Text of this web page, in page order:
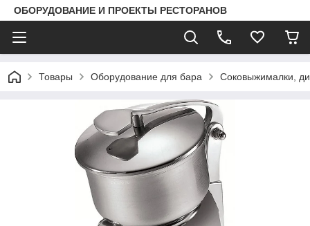
ОБОРУДОВАНИЕ И ПРОЕКТЫ РЕСТОРАНОВ
Товары Оборудование для бара Соковыжималки,